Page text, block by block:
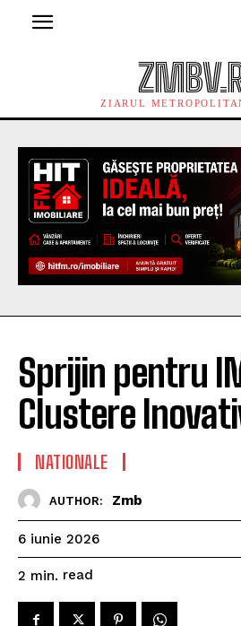
ZIARUL
Sprijin pentru
Clustere
NATIONALE
AUTHOR: Zmb
6 iunie 2026
2 min. read